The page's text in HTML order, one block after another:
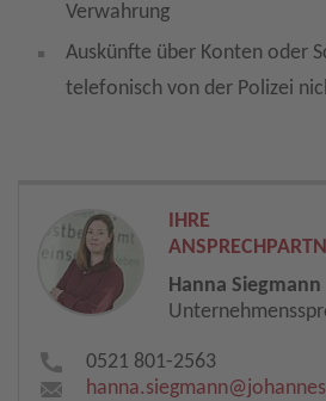
Verwahrung
Auskünfte über Konten oder
telefonisch von der Polizei
IHRE
Hanna Siegmann
0521 801-2563
hanna.siegmann​@